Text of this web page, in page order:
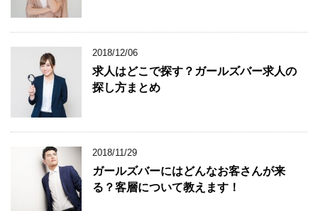
2018/12/06
求人はどこで探す？ガールズバー求人の
探し方まとめ
2018/11/29
ガールズバーにはどんなお客さんが来
る？客層について教えます！